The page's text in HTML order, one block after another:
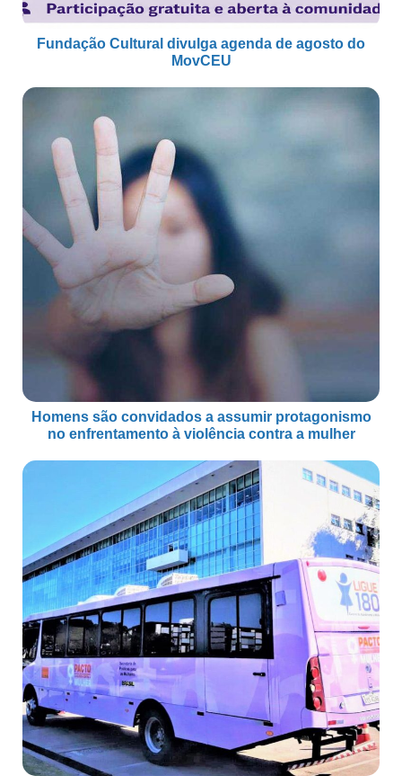
Fundação Cultural divulga agenda de agosto do
MovCEU
Homens são convidados a assumir protagonismo
no enfrentamento à violência contra a mulher